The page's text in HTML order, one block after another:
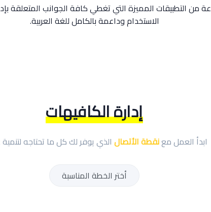
من التطبيقات المميزة التي تغطي كافة الجوانب
الاستخدام وداعمة بالكامل للغة العربية.
إدارة الكافيهات
ابدأ العمل معنقطة الأتصال الذي يوفر لك كل ما تحتاجه
أختر الخطة المناسبة